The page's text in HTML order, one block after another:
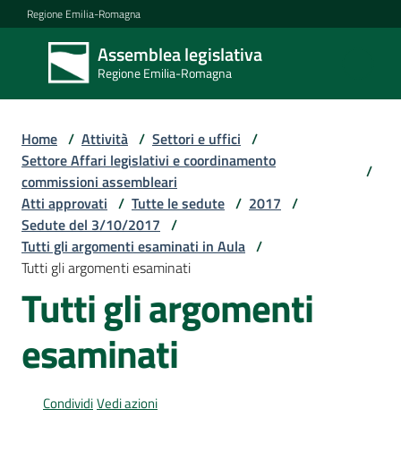
Vai al contenuto
Vai alla navigazione
Vai al footer
Regione Emilia-Romagna
Assemblea legislativa
Regione Emilia-Romagna
Assemblea
legislativa
Regione Emilia-
Assemblea
Attività
Home / Attività / Settori e uffici /
Settore Affari legislativi e coordinamento
commissioni assembleari
/
Atti approvati / Tutte le sedute / 2017 /
Sedute del 3/10/2017 /
Tutti gli argomenti esaminati in Aula /
Tutti gli argomenti esaminati
Tutti gli argomenti
esaminati
CondividiVedi azioni